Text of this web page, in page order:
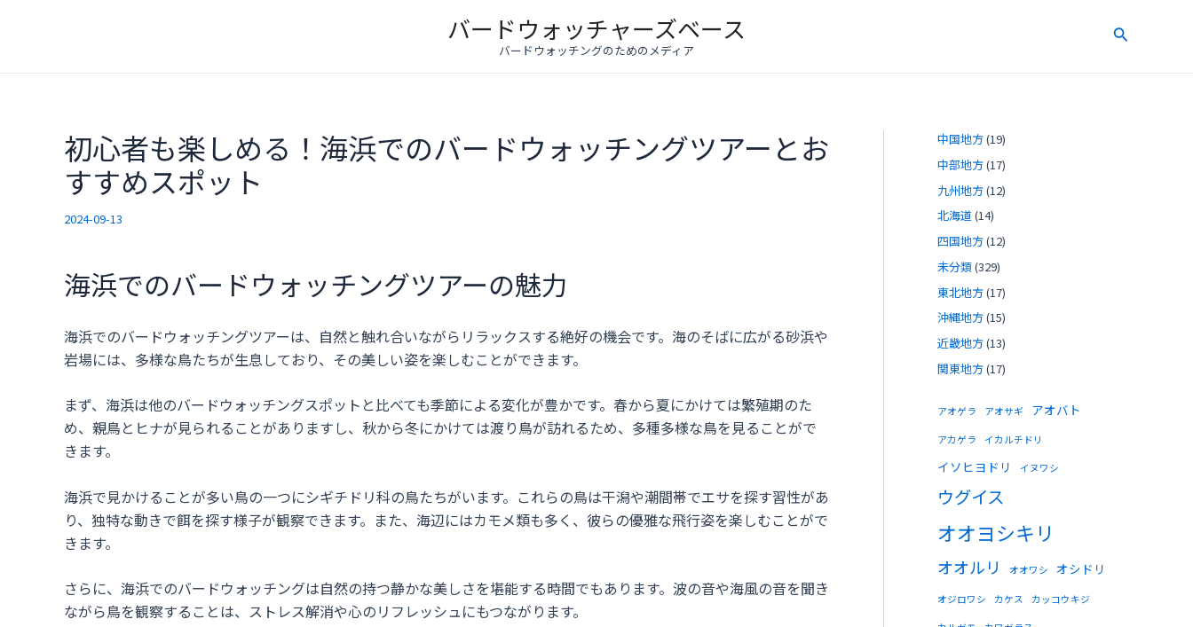
バードウォッチャーズベース
バードウォッチングのためのメディア
検
初心者も楽しめる！海浜でのバードウォッチングツアーとお
すすめスポット
2024-09-13
海浜でのバードウォッチングツアーの魅力
海浜でのバードウォッチングツアーは、自然と触れ合いながらリラックスする絶好の機会です。海のそばに広がる砂浜や
岩場には、多様な鳥たちが生息しており、その美しい姿を楽しむことができます。
まず、海浜は他のバードウォッチングスポットと比べても季節による変化が豊かです。春から夏にかけては繁殖期のた
め、親鳥とヒナが見られることがありますし、秋から冬にかけては渡り鳥が訪れるため、多種多様な鳥を見ることがで
きます。
海浜で見かけることが多い鳥の一つにシギチドリ科の鳥たちがいます。これらの鳥は干潟や潮間帯でエサを探す習性があ
り、独特な動きで餌を探す様子が観察できます。また、海辺にはカモメ類も多く、彼らの優雅な飛行姿を楽しむことがで
きます。
さらに、海浜でのバードウォッチングは自然の持つ静かな美しさを堪能する時間でもあります。波の音や海風の音を聞き
ながら鳥を観察することは、ストレス解消や心のリフレッシュにもつながります。
中国地方(19)
中部地方(17)
九州地方(12)
北海道 (14)
四国地方(12)
未分類(329)
東北地方(17)
沖縄地方(15)
近畿地方(13)
関東地方(17)
アオゲラ アオサギ アオバト
アカゲラ イカルチドリ
イソヒヨドリ イヌワシ
ウグイス
オオヨシキリ
オオルリ オオワシ オシドリ
オジロワシ カケス カッコウキジ